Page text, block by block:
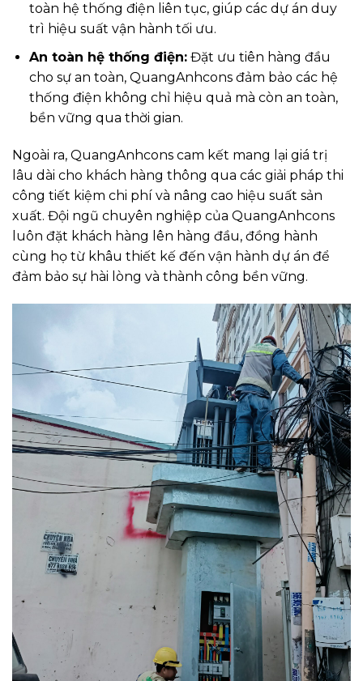
toàn hệ thống điện liên tục, giúp các dự án duy
trì hiệu suất vận hành tối ưu.
An toàn hệ thống điện:Đặt ưu tiên hàng đầu
cho sự an toàn, QuangAnhcons đảm bảo các hệ
thống điện không chỉ hiệu quả mà còn an toàn,
bền vững qua thời gian.
Ngoài ra, QuangAnhcons cam kết mang lại giá trị
lâu dài cho khách hàng thông qua các giải pháp thi
công tiết kiệm chi phí và nâng cao hiệu suất sản
xuất. Đội ngũ chuyên nghiệp của QuangAnhcons
luôn đặt khách hàng lên hàng đầu, đồng hành
cùng họ từ khâu thiết kế đến vận hành dự án để
đảm bảo sự hài lòng và thành công bền vững.